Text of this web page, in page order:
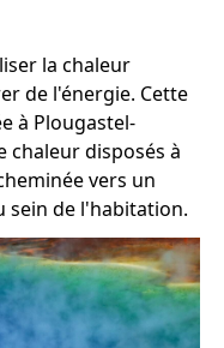
la chaleur
de l'énergie. Cette
à Plougastel-
chaleur disposés à
vers un
sein de l'habitation.